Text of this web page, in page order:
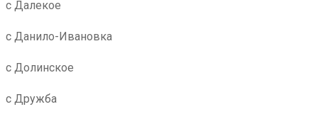
с Далекое
с Данило-Ивановка
с Долинское
с Дружба